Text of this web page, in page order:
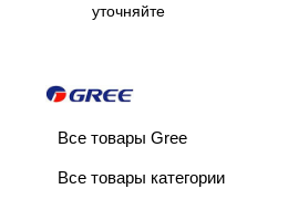
уточняйте
Все товары Gree
Все товары категории